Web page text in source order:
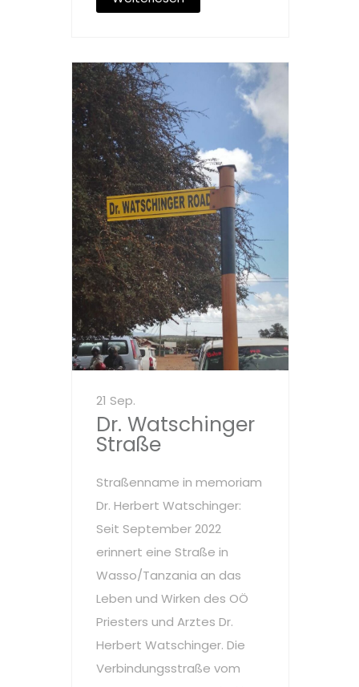
21 Sep.
Dr. Watschinger
Straße
Straßenname in memoriam
Dr. Herbert Watschinger:
Seit September 2022
erinnert eine Straße in
Wasso/Tanzania an das
Leben und Wirken des OÖ
Priesters und Arztes Dr.
Herbert Watschinger. Die
Verbindungsstraße vom